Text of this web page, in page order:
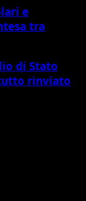
e
tra
di Stato
rinviato